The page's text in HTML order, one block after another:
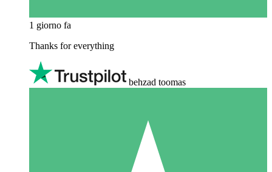
1 giorno fa
Thanks for everything
behzad toomas